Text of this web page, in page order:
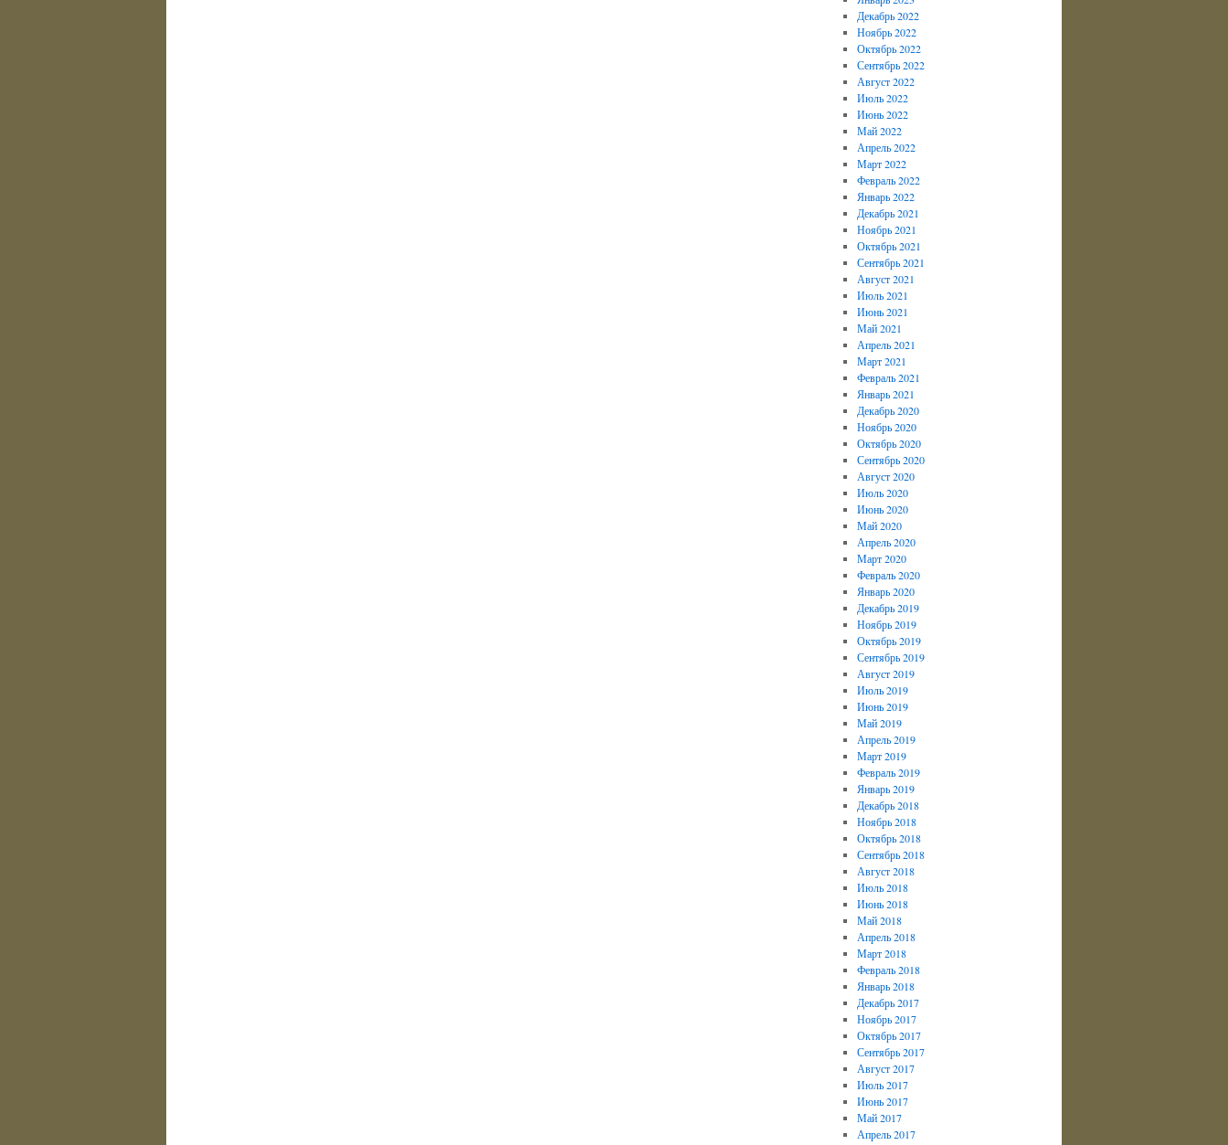
Декабрь 2022
Ноябрь 2022
Октябрь 2022
Сентябрь 2022
Август 2022
Июль 2022
Июнь 2022
Май 2022
Апрель 2022
Март 2022
Февраль 2022
Январь 2022
Декабрь 2021
Ноябрь 2021
Октябрь 2021
Сентябрь 2021
Август 2021
Июль 2021
Июнь 2021
Май 2021
Апрель 2021
Март 2021
Февраль 2021
Январь 2021
Декабрь 2020
Ноябрь 2020
Октябрь 2020
Сентябрь 2020
Август 2020
Июль 2020
Июнь 2020
Май 2020
Апрель 2020
Март 2020
Февраль 2020
Январь 2020
Декабрь 2019
Ноябрь 2019
Октябрь 2019
Сентябрь 2019
Август 2019
Июль 2019
Июнь 2019
Май 2019
Апрель 2019
Март 2019
Февраль 2019
Январь 2019
Декабрь 2018
Ноябрь 2018
Октябрь 2018
Сентябрь 2018
Август 2018
Июль 2018
Июнь 2018
Май 2018
Апрель 2018
Март 2018
Февраль 2018
Январь 2018
Декабрь 2017
Ноябрь 2017
Октябрь 2017
Сентябрь 2017
Август 2017
Июль 2017
Июнь 2017
Май 2017
Апрель 2017